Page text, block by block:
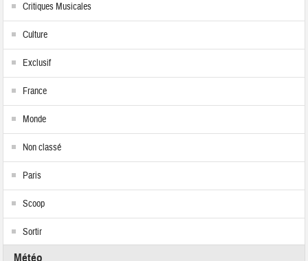
Critiques Musicales
Culture
Exclusif
France
Monde
Non classé
Paris
Scoop
Sortir
Météo